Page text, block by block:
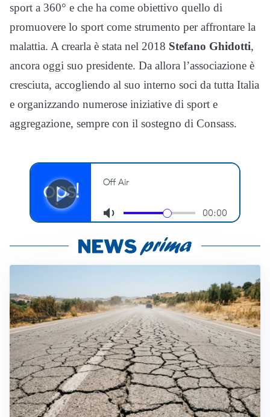
sport a 360° e che ha come obiettivo quello di
promuovere lo sport come strumento per affrontare la
malattia. A crearla è stata nel 2018 Stefano Ghidotti,
ancora oggi suo presidente. Da allora l’associazione è
cresciuta, accogliendo al suo interno soci da tutta Italia
e organizzando numerose iniziative di sport e
aggregazione, sempre con il sostegno di Consass.